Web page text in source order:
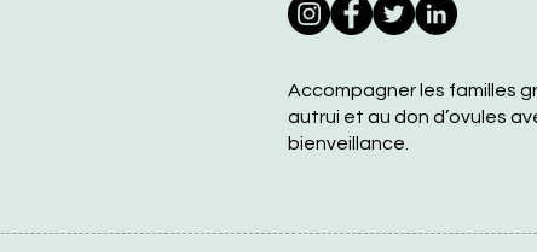
Accompagner les familles
autrui et au don d’ovules
bienveillance.